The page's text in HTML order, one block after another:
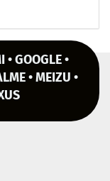
• GOOGLE •
• MEIZU •